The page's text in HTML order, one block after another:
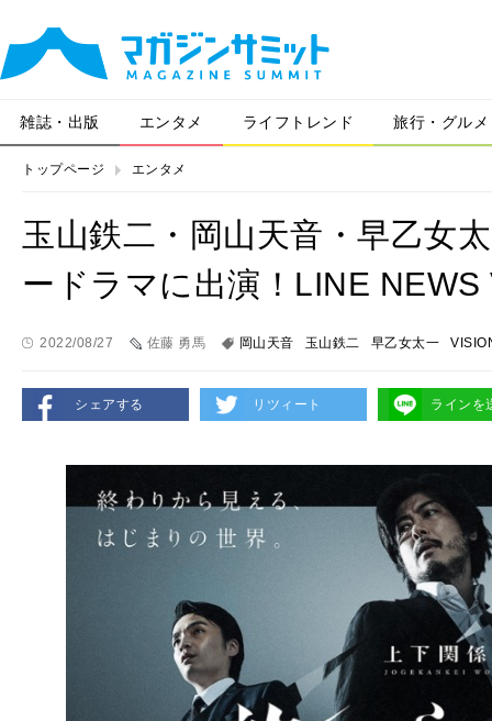
雑誌・出版 エンタメ ライフトレンド 旅行・グルメ
トップページ エンタメ
玉山鉄二・岡山天音・早乙女
ードラマに出演！LINE
2022/08/27 佐藤 勇馬 岡山天音 玉山鉄二 早乙女太一
シェアする リツィート ラインを